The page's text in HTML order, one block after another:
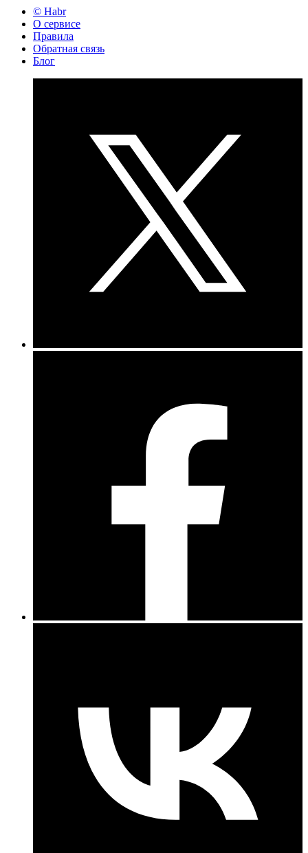
© Habr
О сервисе
Правила
Обратная связь
Блог